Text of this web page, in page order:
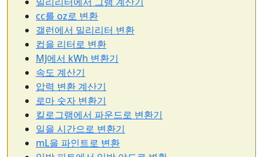
cc를 oz로 변환
갤런에서 밀리리터 변환
컵을 리터로 변환
MJ에서 kWh 변환기
속도 계산기
압력 변환 계산기
로마 숫자 변환기
킬로그램에서 파운드로 변환기
일을 시간으로 변환기
mL을 파인트로 변환